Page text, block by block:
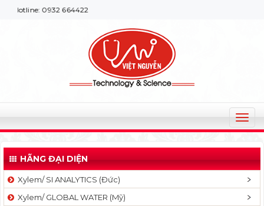
0932 664422
T
o
g
l
HÃNG ĐẠI DIỆN
Xylem/ SI ANALYTICS (Đức)
Xylem/ GLOBAL WATER (Mỹ)